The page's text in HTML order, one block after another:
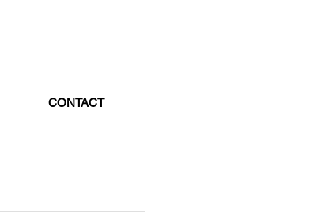
CONTACT